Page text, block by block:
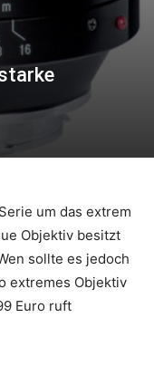
um das extrem
Objektiv besitzt
sollte es jedoch
extremes Objektiv
Euro ruft